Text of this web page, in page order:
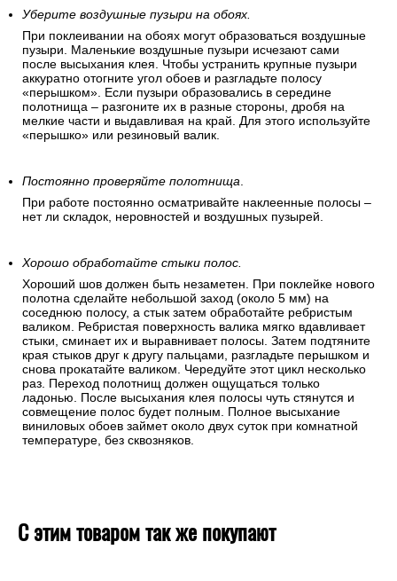
Уберите воздушные пузыри на обоях.
При поклеивании на обоях могут образоваться воздушные
пузыри. Маленькие воздушные пузыри исчезают сами
после высыхания клея. Чтобы устранить крупные пузыри
аккуратно отогните угол обоев и разгладьте полосу
«перышком». Если пузыри образовались в середине
полотнища – разгоните их в разные стороны, дробя на
мелкие части и выдавливая на край. Для этого используйте
«перышко» или резиновый валик.
Постоянно проверяйте полотнища.
При работе постоянно осматривайте наклеенные полосы –
нет ли складок, неровностей и воздушных пузырей.
Хорошо обработайте стыки полос.
Хороший шов должен быть незаметен. При поклейке нового
полотна сделайте небольшой заход (около 5 мм) на
соседнюю полосу, а стык затем обработайте ребристым
валиком. Ребристая поверхность валика мягко вдавливает
стыки, сминает их и выравнивает полосы. Затем подтяните
края стыков друг к другу пальцами, разгладьте перышком и
снова прокатайте валиком. Чередуйте этот цикл несколько
раз. Переход полотнищ должен ощущаться только
ладонью. После высыхания клея полосы чуть стянутся и
совмещение полос будет полным. Полное высыхание
виниловых обоев займет около двух суток при комнатной
температуре, без сквозняков.
С этим товаром так же покупают